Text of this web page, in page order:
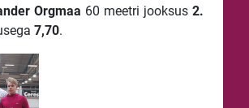
Orgmaa 60 meetri jooksus 2.
7,70.